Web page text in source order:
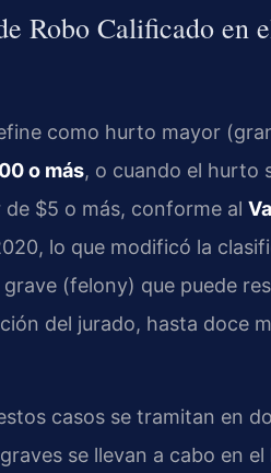
Robo Calificado en
como hurto mayor
o más, o cuando el hurto
$5 o más, conforme al
lo que modificó la
(felony) que puede
del jurado, hasta doce
casos se tramitan en
se llevan a cabo en el